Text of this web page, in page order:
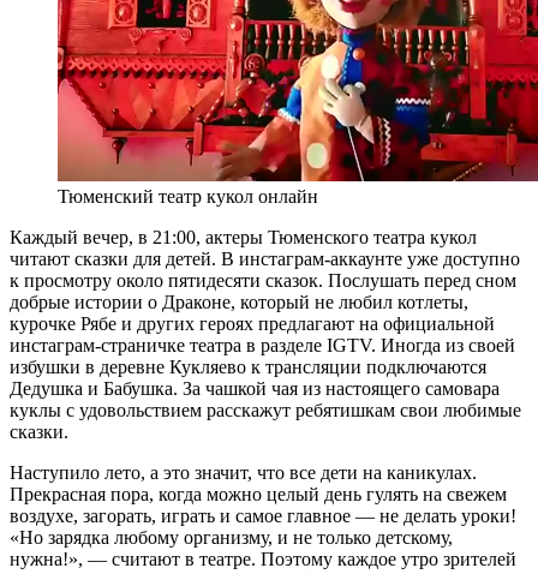
Тюменский театр кукол онлайн
Каждый вечер, в 21:00, актеры Тюменского театра кукол
читают сказки для детей. В инстаграм-аккаунте уже доступно
к просмотру около пятидесяти сказок. Послушать перед сном
добрые истории о Драконе, который не любил котлеты,
курочке Рябе и других героях предлагают на официальной
инстаграм-страничке театра в разделе IGTV. Иногда из своей
избушки в деревне Кукляево к трансляции подключаются
Дедушка и Бабушка. За чашкой чая из настоящего самовара
куклы с удовольствием расскажут ребятишкам свои любимые
сказки.
Наступило лето, а это значит, что все дети на каникулах.
Прекрасная пора, когда можно целый день гулять на свежем
воздухе, загорать, играть и самое главное — не делать уроки!
«Но зарядка любому организму, и не только детскому,
нужна!», — считают в театре. Поэтому каждое утро зрителей